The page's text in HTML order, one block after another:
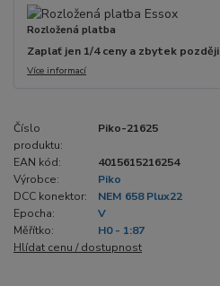
Rozložená platba
Zaplať jen 1/4 ceny a zbytek později
Více informací
Číslo
produktu:
Piko-21625
EAN kód:
4015615216254
Výrobce:
Piko
DCC konektor:
NEM 658 Plux22
Epocha:
V
Měřítko:
H0 - 1:87
Hlídat cenu / dostupnost